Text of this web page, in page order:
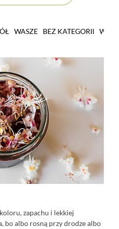
WASZE BEZ KATEGORII
zapachu i lekkiej
bo albo rosną przy drodze albo